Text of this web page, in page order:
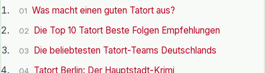
01 Was macht einen guten Tatort aus?
02 Die Top 10 Tatort Beste Folgen Empfehlungen
03 Die beliebtesten Tatort-Teams Deutschlands
04 Tatort Berlin: Der Hauptstadt-Krimi